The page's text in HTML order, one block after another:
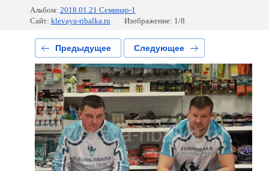
Альбом: 2018.01.21 Семинар-1
Сайт: klevaya-ribalka.ru Изображение: 1/8
Предыдущее Следующее